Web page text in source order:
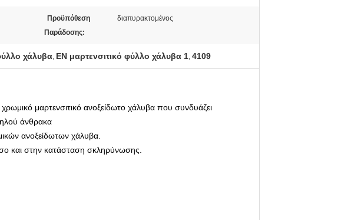
Προϋπόθεση
Παράδοσης:
διαπυρακτομένος
χάλυβα, EN μαρτενσιτικό φύλλο χάλυβα 1, 4109
μαρτενσιτικό ανοξείδωτο χάλυβα που συνδυάζει
άνθρακα
ανοξείδωτων χάλυβα.
και στην κατάσταση σκληρύνωσης.